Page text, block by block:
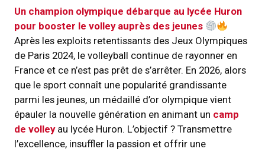
Un champion olympique débarque au lycée Huron
pour booster le volley auprès des jeunes
Après les exploits retentissants des Jeux Olympiques
de Paris 2024, le volleyball continue de rayonner en
France et ce n’est pas prêt de s’arrêter. En 2026, alors
que le sport connaît une popularité grandissante
parmi les jeunes, un médaillé d’or olympique vient
épauler la nouvelle génération en animant un camp
de volleyau lycée Huron. L’objectif ? Transmettre
l’excellence, insuffler la passion et offrir une